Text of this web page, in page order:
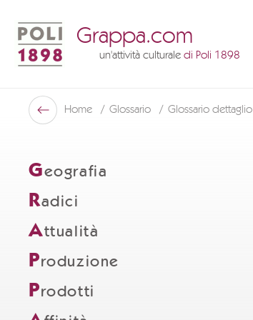
Grappa.com
un'attività culturale di Poli 1898
Indietro
Home Glossario Glossario dettaglio
Geografia
Radici
Attualità
Produzione
Prodotti